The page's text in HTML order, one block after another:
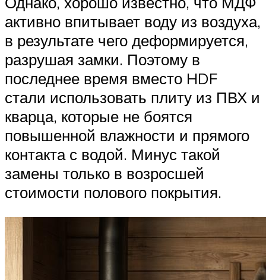
активно впитывает воду из воздуха,
в результате чего деформируется,
разрушая замки. Поэтому в
последнее время вместо HDF
стали использовать плиту из ПВХ и
кварца, которые не боятся
повышенной влажности и прямого
контакта с водой. Минус такой
замены только в возросшей
стоимости полового покрытия.